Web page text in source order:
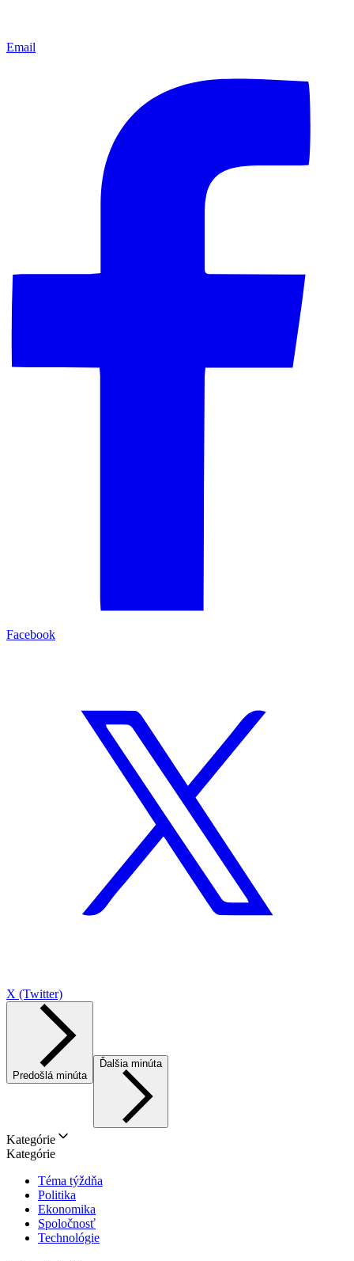
Email
Facebook
X (Twitter)
Predošlá minúta
Ďalšia minúta
Kategórie
Kategórie
Téma týždňa
Politika
Ekonomika
Spoločnosť
Technológie